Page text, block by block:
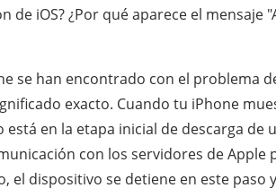
de iOS? ¿Por qué aparece el mensaje
se han encontrado con el problema
exacto. Cuando tu iPhone
en la etapa inicial de descarga de
con los servidores de Apple
el dispositivo se detiene en este